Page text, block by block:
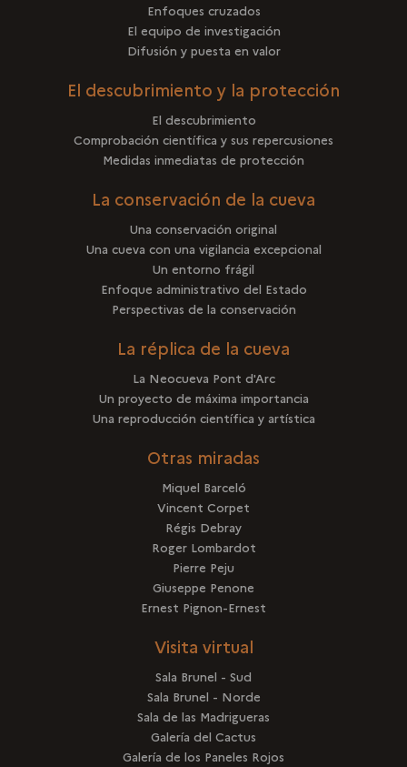
Enfoques cruzados
El equipo de investigación
Difusión y puesta en valor
El descubrimiento y la protección
El descubrimiento
Comprobación científica y sus repercusiones
Medidas inmediatas de protección
La conservación de la cueva
Una conservación original
Una cueva con una vigilancia excepcional
Un entorno frágil
Enfoque administrativo del Estado
Perspectivas de la conservación
La réplica de la cueva
La Neocueva Pont d'Arc
Un proyecto de máxima importancia
Una reproducción científica y artística
Otras miradas
Miquel Barceló
Vincent Corpet
Régis Debray
Roger Lombardot
Pierre Peju
Giuseppe Penone
Ernest Pignon-Ernest
Visita virtual
Sala Brunel - Sud
Sala Brunel - Norde
Sala de las Madrigueras
Galería del Cactus
Galería de los Paneles Rojos